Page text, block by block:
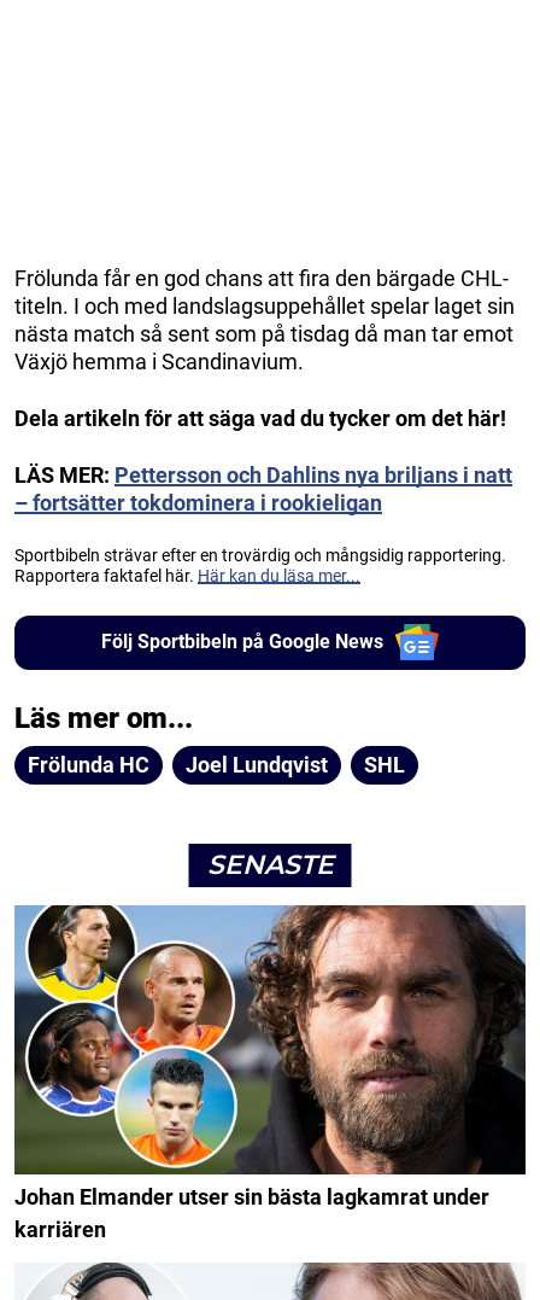
Frölunda får en god chans att fira den bärgade CHL-
titeln. I och med landslagsuppehållet spelar laget sin
nästa match så sent som på tisdag då man tar emot
Växjö hemma i Scandinavium.
Dela artikeln för att säga vad du tycker om det här!
LÄS MER: Pettersson och Dahlins nya briljans i natt
– fortsätter tokdominera i rookieligan
Sportbibeln strävar efter en trovärdig och mångsidig rapportering.
Rapportera faktafel här. Här kan du läsa mer...
Följ Sportbibeln på Google News
Läs mer om...
Frölunda HC Joel Lundqvist SHL
SENASTE
Johan Elmander utser sin bästa lagkamrat under
karriären